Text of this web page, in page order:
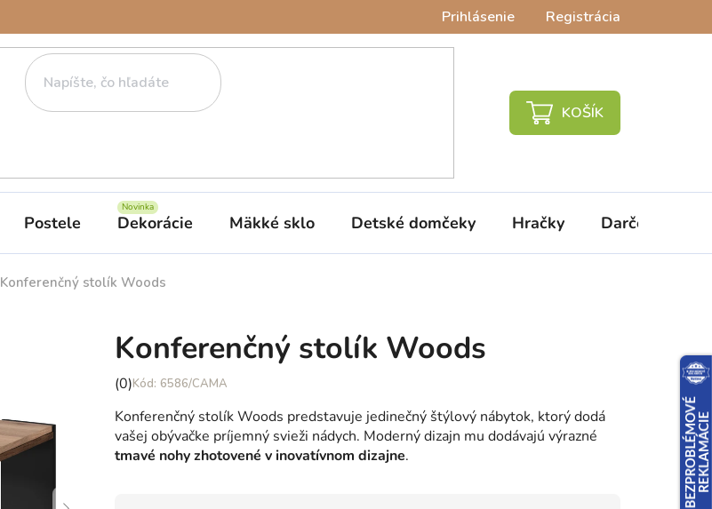
Prihlásenie Registrácia
NÁKUPNÝ
Postele Dekorácie Mäkké sklo Detské domčeky Hračky Darčeky
Konferenčný stolík Woods
Konferenčný stolík Woods
Priemerné
produktu
je
0,0
(0) 6586/CAMA
Konferenčný stolík Woods predstavuje jedinečný štýlový nábytok, ktorý dodá
vašej obývačke príjemný svieži nádych. Moderný dizajn mu dodávajú výrazné
tmavé nohy zhotovené v inovatívnom dizajne.